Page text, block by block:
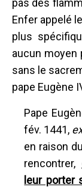
Enfer appelé
plus
aucun moyen
sans le
pape Eugène
Pape
fév. 1441,
en raison
rencontrer,
leur porter